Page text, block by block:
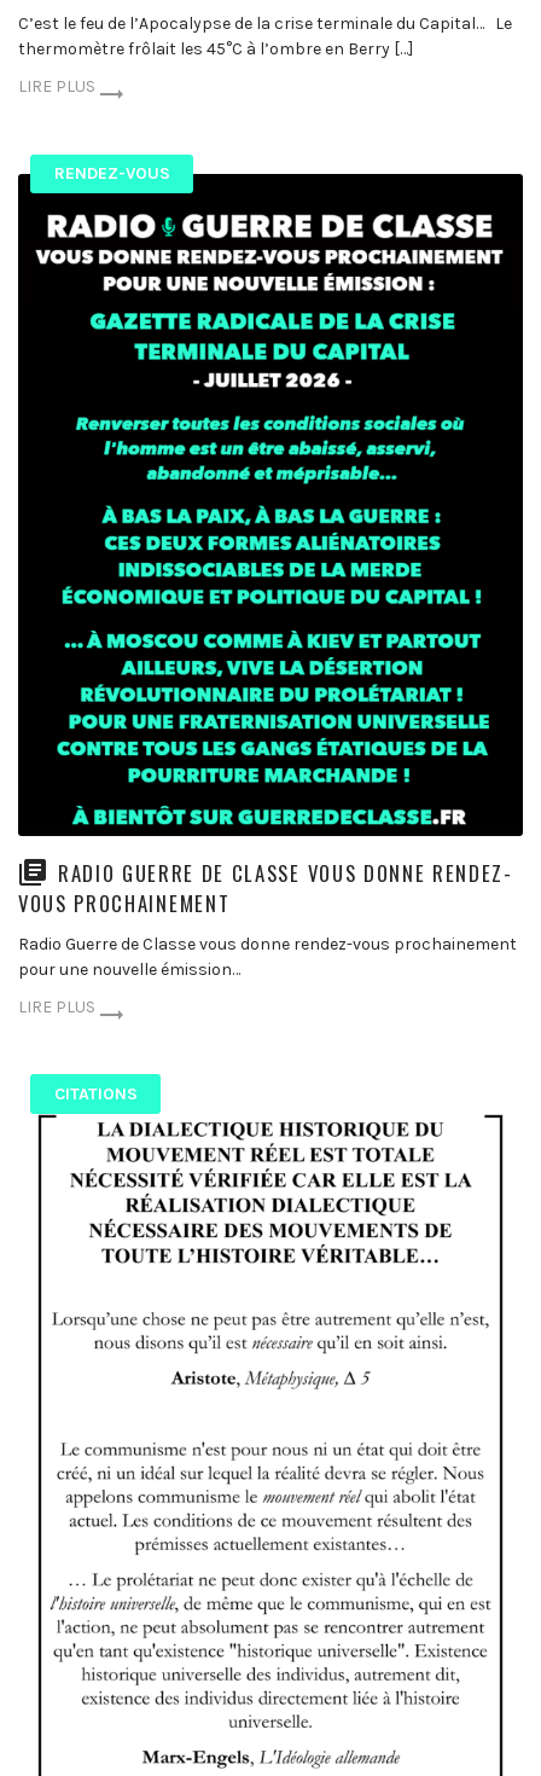
C’est le feu de l’Apocalypse de la crise terminale du Capital… Le
thermomètre frôlait les 45°C à l’ombre en Berry […]
LIRE PLUS
RENDEZ-VOUS
RADIO GUERRE DE CLASSE VOUS DONNE RENDEZ-
VOUS PROCHAINEMENT
Radio Guerre de Classe vous donne rendez-vous prochainement
pour une nouvelle émission…
LIRE PLUS
CITATIONS